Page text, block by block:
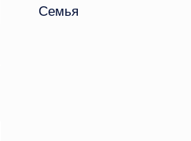
Семья